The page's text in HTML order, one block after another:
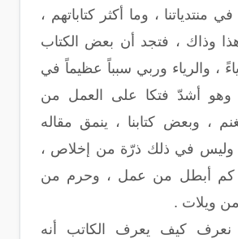
منتدياتنا ، وما أكثر كتاباتهم ،
وذاك ، فتجد أن بعض الكتاب
، والرياء وربي سبباً عظيماً في
وهو أشدّ فتكا على العمل من
، وبعض كتابنا ، ينمق مقاله
، وليس في ذلك ذرّة من إخلاص ،
كم أبطل من عمل ، وحرم من
ويلات .
نعرف كيف يعرف الكاتب أنه